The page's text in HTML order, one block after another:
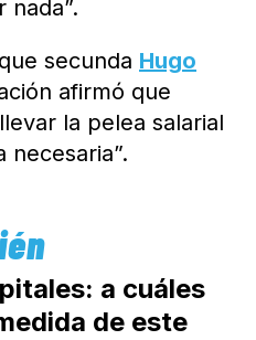
nada”.
secunda Hugo
afirmó que
la pelea salarial
necesaria”.
a cuáles
de este